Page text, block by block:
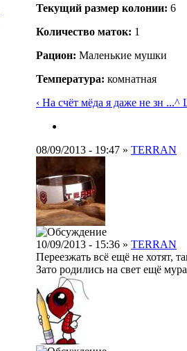
Текущий размер кoлонии: 6
Количество маток: 1
Рацион: Маленькие мушки
Температура: комнатная
‹ На счёт мёда я даже не зн ...^
08/09/2013 - 19:47 » TERRAN
10/09/2013 - 15:36 » TERRAN
Переезжать всё ещё не хотят,
Зато родились на свет ещё